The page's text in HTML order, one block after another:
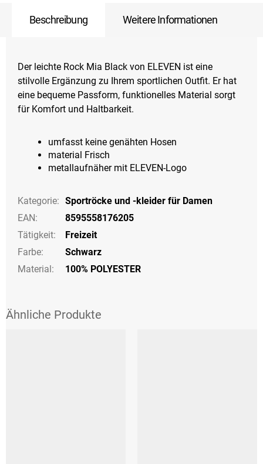
Beschreibung Weitere Informationen
Der leichte Rock Mia Black von ELEVEN ist eine
stilvolle Ergänzung zu Ihrem sportlichen Outfit. Er hat
eine bequeme Passform, funktionelles Material sorgt
für Komfort und Haltbarkeit.
umfasst keine genähten Hosen
material Frisch
metallaufnäher mit ELEVEN-Logo
Kategorie: Sportröcke und -kleider für Damen
EAN:
8595558176205
Tätigkeit:
Freizeit
Farbe:
Schwarz
Material:
100% POLYESTER